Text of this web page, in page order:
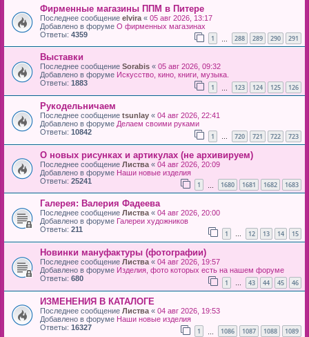
Фирменные магазины ППМ в Питере
Последнее сообщение elvira « 05 авг 2026, 13:17
Добавлено в форуме О фирменных магазинах
Ответы: 4359 1 288 289 290 291
Выставки
Последнее сообщение Sorabis « 05 авг 2026, 09:32
Добавлено в форуме Искусство, кино, книги, музыка.
Ответы: 1883 1 123 124 125 126
Рукодельничаем
Последнее сообщение tsunlay « 04 авг 2026, 22:41
Добавлено в форуме Делаем своими руками
Ответы: 10842 1 … 720 721 722 723
О новых рисунках и артикулах (не архивируем)
Последнее сообщение Листва « 04 авг 2026, 20:09
Добавлено в форуме Наши новые изделия
Ответы: 25241 1 1680 1681 1682 1683
Галерея: Валерия Фадеева
Последнее сообщение Листва « 04 авг 2026, 20:00
Добавлено в форуме Галереи художников
Ответы: 211 1 … 12 13 14 15
Новинки мануфактуры (фотографии)
Последнее сообщение Листва « 04 авг 2026, 19:57
Добавлено в форуме Изделия, фото которых есть на нашем форуме
Ответы: 680 1 … 43 44 45 46
ИЗМЕНЕНИЯ В КАТАЛОГЕ
Последнее сообщение Листва « 04 авг 2026, 19:53
Добавлено в форуме Наши новые изделия
Ответы: 16327 1 1086 1087 1088 1089